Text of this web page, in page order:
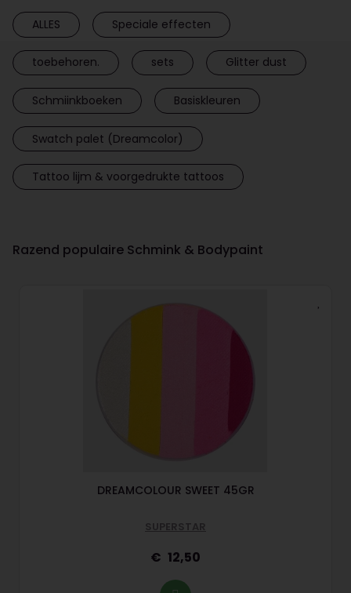
ALLES Speciale effecten
toebehoren. sets Glitter dust
Schmiinkboeken Basiskleuren
Swatch palet (Dreamcolor)
Tattoo lijm & voorgedrukte tattoos
Razend populaire Schmink & Bodypaint
DREAMCOLOUR SWEET 45GR
SUPERSTAR
12,50